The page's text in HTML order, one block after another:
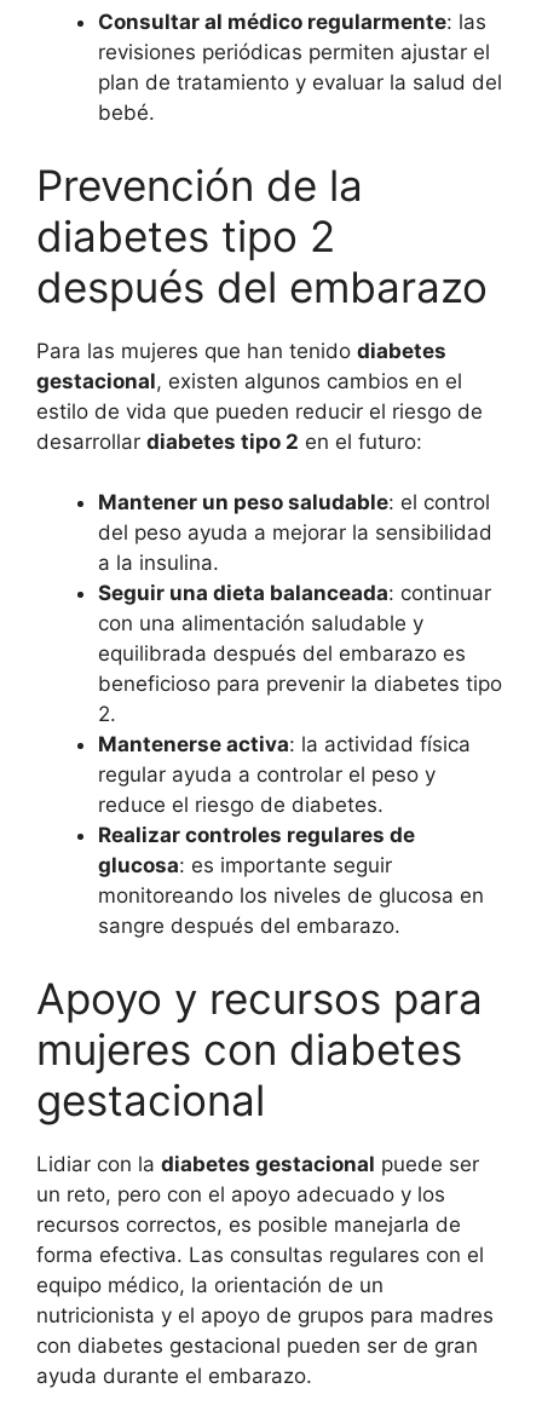
Consultar al médico regularmente: las
revisiones periódicas permiten ajustar el
plan de tratamiento y evaluar la salud del
bebé.
Prevención de la
diabetes tipo 2
después del embarazo
Para las mujeres que han tenido diabetes
gestacional, existen algunos cambios en el
estilo de vida que pueden reducir el riesgo de
desarrollar diabetes tipo 2 en el futuro:
Mantener un peso saludable: el control
del peso ayuda a mejorar la sensibilidad
a la insulina.
Seguir una dieta balanceada: continuar
con una alimentación saludable y
equilibrada después del embarazo es
beneficioso para prevenir la diabetes tipo
2.
Mantenerse activa: la actividad física
regular ayuda a controlar el peso y
reduce el riesgo de diabetes.
Realizar controles regulares de
glucosa: es importante seguir
monitoreando los niveles de glucosa en
sangre después del embarazo.
Apoyo y recursos para
mujeres con diabetes
gestacional
Lidiar con la diabetes gestacional puede ser
un reto, pero con el apoyo adecuado y los
recursos correctos, es posible manejarla de
forma efectiva. Las consultas regulares con el
equipo médico, la orientación de un
nutricionista y el apoyo de grupos para madres
con diabetes gestacional pueden ser de gran
ayuda durante el embarazo.